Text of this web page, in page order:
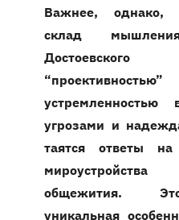
Важнее, однако,
склад
угрозами и
таятся ответы
общежития.
уникальная